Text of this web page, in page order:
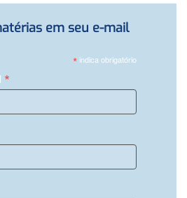
em seu e-mail
*indica obrigatório
*